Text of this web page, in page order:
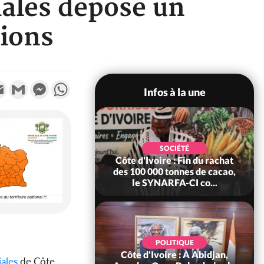
dépose un
Email Gmail MessengerWhatsApp
de Côte
Infos à la une
: Fête nationale,
accorde
à 4 661...
SOCIÉTÉ
Côte d'Ivoire : Fin du rachat
des 100 000 tonnes de cacao,
le SYNARFA-CI co...
POLITIQUE
Côte d'Ivoire : À Abidjan,